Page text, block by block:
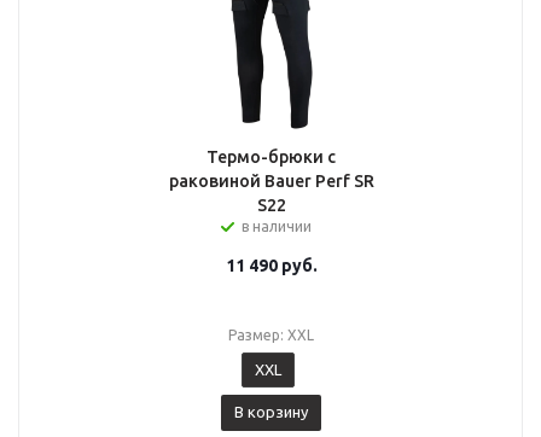
Термо-брюки с
раковиной Bauer Perf SR
S22
в наличии
11 490руб.
Размер: XXL
XXL
В корзину